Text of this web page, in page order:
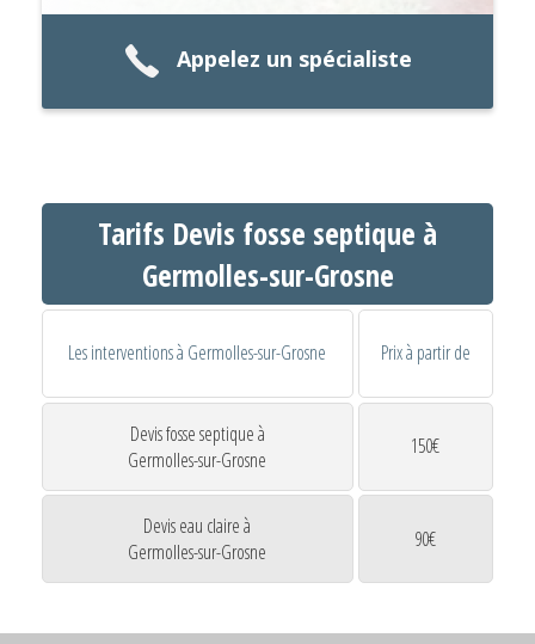
Appelez un spécialiste
Tarifs Devis fosse septique à
Germolles-sur-Grosne
Les interventions à Germolles-sur-Grosne Prix à partir de
Devis fosse septique à
Germolles-sur-Grosne
150€
Devis eau claire à
Germolles-sur-Grosne
90€